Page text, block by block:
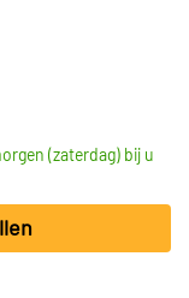
(zaterdag) bij u